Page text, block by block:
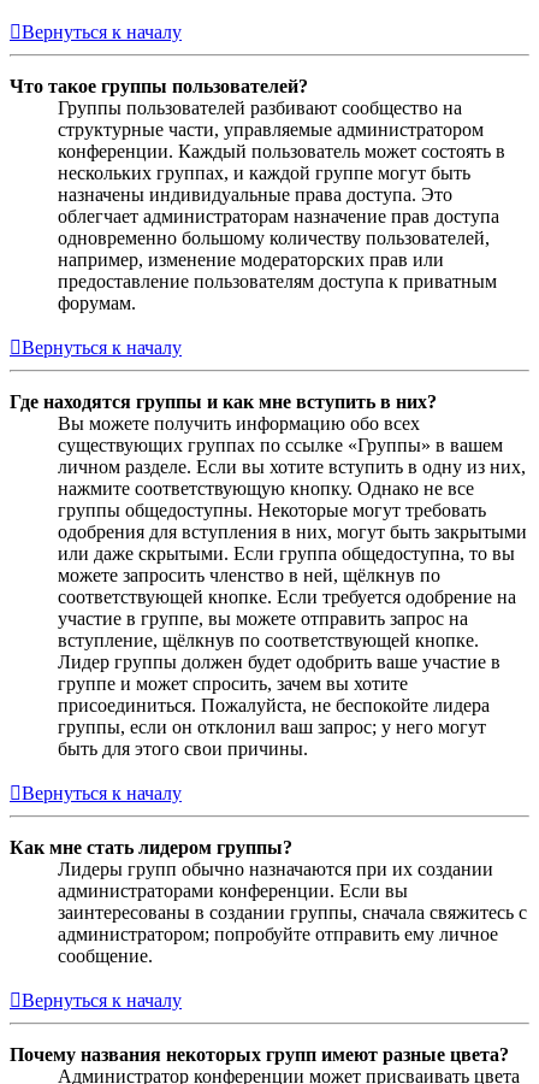
Вернуться к началу
Что такое группы пользователей?
Группы пользователей разбивают сообщество на
структурные части, управляемые администратором
конференции. Каждый пользователь может состоять в
нескольких группах, и каждой группе могут быть
назначены индивидуальные права доступа. Это
облегчает администраторам назначение прав доступа
одновременно большому количеству пользователей,
например, изменение модераторских прав или
предоставление пользователям доступа к приватным
форумам.
Вернуться к началу
Где находятся группы и как мне вступить в них?
Вы можете получить информацию обо всех
существующих группах по ссылке «Группы» в вашем
личном разделе. Если вы хотите вступить в одну из них,
нажмите соответствующую кнопку. Однако не все
группы общедоступны. Некоторые могут требовать
одобрения для вступления в них, могут быть закрытыми
или даже скрытыми. Если группа общедоступна, то вы
можете запросить членство в ней, щёлкнув по
соответствующей кнопке. Если требуется одобрение на
участие в группе, вы можете отправить запрос на
вступление, щёлкнув по соответствующей кнопке.
Лидер группы должен будет одобрить ваше участие в
группе и может спросить, зачем вы хотите
присоединиться. Пожалуйста, не беспокойте лидера
группы, если он отклонил ваш запрос; у него могут
быть для этого свои причины.
Вернуться к началу
Как мне стать лидером группы?
Лидеры групп обычно назначаются при их создании
администраторами конференции. Если вы
заинтересованы в создании группы, сначала свяжитесь с
администратором; попробуйте отправить ему личное
сообщение.
Вернуться к началу
Почему названия некоторых групп имеют разные цвета?
Администратор конференции может присваивать цвета